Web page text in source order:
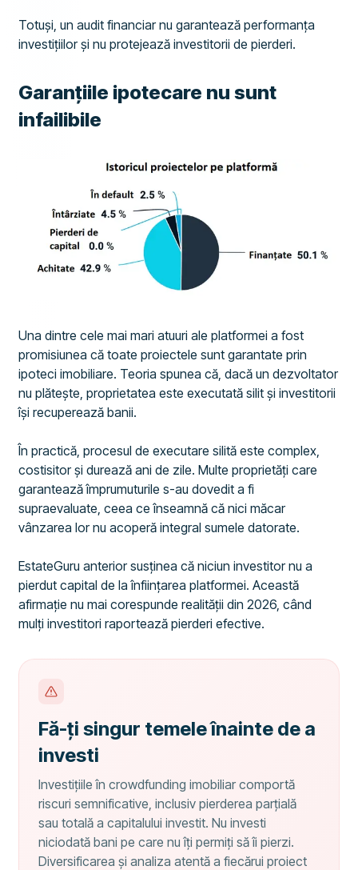
Totuși, un audit financiar nu garantează performanța
investițiilor și nu protejează investitorii de pierderi.
Garanțiile ipotecare nu sunt
infailibile
Una dintre cele mai mari atuuri ale platformei a fost
promisiunea că toate proiectele sunt garantate prin
ipoteci imobiliare. Teoria spunea că, dacă un dezvoltator
nu plătește, proprietatea este executată silit și investitorii
își recuperează banii.
În practică, procesul de executare silită este complex,
costisitor și durează ani de zile. Multe proprietăți care
garantează împrumuturile s-au dovedit a fi
supraevaluate, ceea ce înseamnă că nici măcar
vânzarea lor nu acoperă integral sumele datorate.
EstateGuru anterior susținea că niciun investitor nu a
pierdut capital de la înființarea platformei. Această
afirmație nu mai corespunde realității din 2026, când
mulți investitori raportează pierderi efective.
Fă-ți singur temele înainte de a
investi
Investițiile în crowdfunding imobiliar comportă
riscuri semnificative, inclusiv pierderea parțială
sau totală a capitalului investit. Nu investi
niciodată bani pe care nu îți permiți să îi pierzi.
Diversificarea și analiza atentă a fiecărui proiect